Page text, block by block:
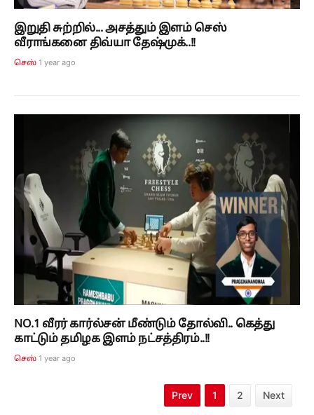
இறுதி சுற்றில்... அசத்தும் இளம் செஸ்
வீராங்கனை திவ்யா தேஷ்முக்..!!
செஸ் 1 year ago
NO.1 வீரர் கார்ல்சன் மீண்டும் தோல்வி.. கெத்து
காட்டும் தமிழக இளம் நட்சத்திரம்..!!
செஸ் 1 year ago
Prev 1 2 Next